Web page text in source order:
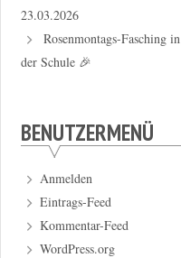
23.03.2026
Rosenmontags-Fasching in
der Schule 🎉
BENUTZERMENÜ
Anmelden
Eintrags-Feed
Kommentar-Feed
WordPress.org